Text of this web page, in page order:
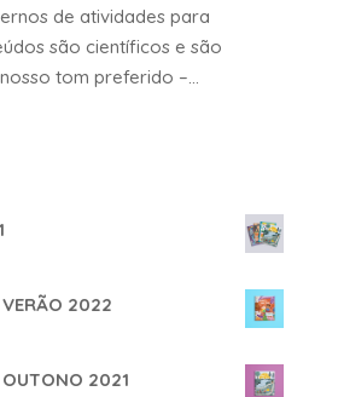
de atividades para
são científicos e são
tom preferido –...
2022
2021